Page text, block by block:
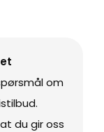
om
du gir oss